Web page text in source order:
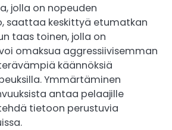
jolla on nopeuden
saattaa keskittyä etumatkan
taas toinen, jolla on
omaksua aggressiivisemman
käännöksiä
Ymmärtäminen
antaa pelaajille
tietoon perustuvia